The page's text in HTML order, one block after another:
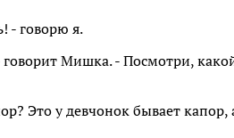
- говорю я.
Мишка. - Посмотри,
Это у девчонок бывает капор,